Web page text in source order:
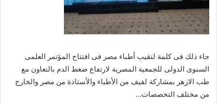
جاء ذلك فى كلمة لنقيب أطباء مصر فى افتتاح المؤتمر العلمى
السنوى الدولى للجمعية المصرية لارتفاع ضغط الدم بالتعاون مع
طب الازهر بمشاركة لفيف من الأطباء والأستاذة من مصر والخارج
من مختلف التخصصات…